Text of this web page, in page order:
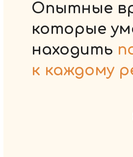
Опытные
которые
находить
к каждому